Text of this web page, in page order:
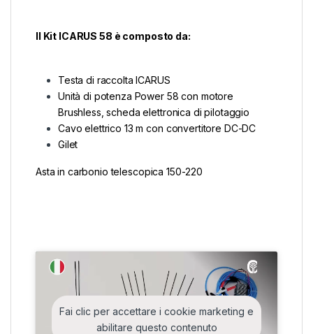
Il Kit ICARUS 58 è composto da:
Testa di raccolta ICARUS
Unità di potenza Power 58 con motore
Brushless, scheda elettronica di pilotaggio
Cavo elettrico 13 m con convertitore DC-DC
Gilet
Asta in carbonio telescopica 150-220
Fai clic per accettare i cookie marketing e
abilitare questo contenuto